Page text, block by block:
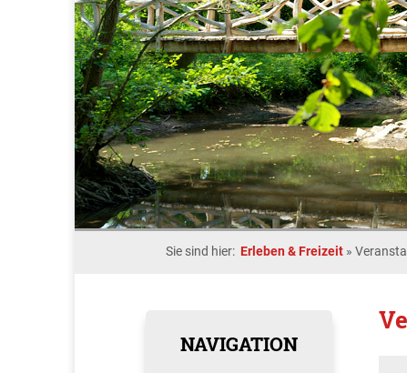
Sie sind hier: Erleben & Freizeit »
NAVIGATION